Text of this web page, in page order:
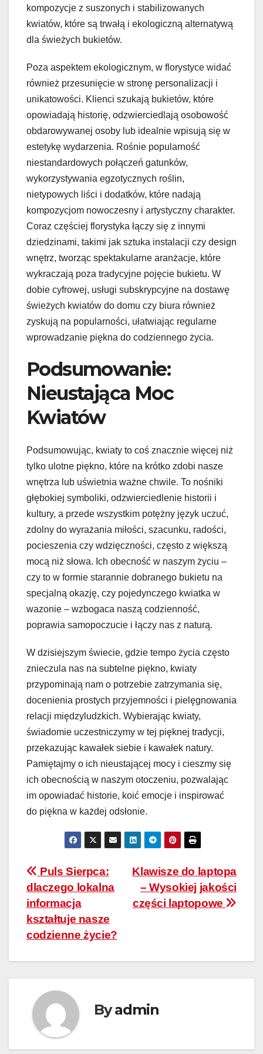
kompozycje z suszonych i stabilizowanych
kwiatów, które są trwałą i ekologiczną alternatywą
dla świeżych bukietów.
Poza aspektem ekologicznym, w florystyce widać
również przesunięcie w stronę personalizacji i
unikatowości. Klienci szukają bukietów, które
opowiadają historię, odzwierciedlają osobowość
obdarowywanej osoby lub idealnie wpisują się w
estetykę wydarzenia. Rośnie popularność
niestandardowych połączeń gatunków,
wykorzystywania egzotycznych roślin,
nietypowych liści i dodatków, które nadają
kompozycjom nowoczesny i artystyczny charakter.
Coraz częściej florystyka łączy się z innymi
dziedzinami, takimi jak sztuka instalacji czy design
wnętrz, tworząc spektakularne aranżacje, które
wykraczają poza tradycyjne pojęcie bukietu. W
dobie cyfrowej, usługi subskrypcyjne na dostawę
świeżych kwiatów do domu czy biura również
zyskują na popularności, ułatwiając regularne
wprowadzanie piękna do codziennego życia.
Podsumowanie:
Nieustająca Moc
Kwiatów
Podsumowując, kwiaty to coś znacznie więcej niż
tylko ulotne piękno, które na krótko zdobi nasze
wnętrza lub uświetnia ważne chwile. To nośniki
głębokiej symboliki, odzwierciedlenie historii i
kultury, a przede wszystkim potężny język uczuć,
zdolny do wyrażania miłości, szacunku, radości,
pocieszenia czy wdzięczności, często z większą
mocą niż słowa. Ich obecność w naszym życiu –
czy to w formie starannie dobranego bukietu na
specjalną okazję, czy pojedynczego kwiatka w
wazonie – wzbogaca naszą codzienność,
poprawia samopoczucie i łączy nas z naturą.
W dzisiejszym świecie, gdzie tempo życia często
znieczula nas na subtelne piękno, kwiaty
przypominają nam o potrzebie zatrzymania się,
docenienia prostych przyjemności i pielęgnowania
relacji międzyludzkich. Wybierając kwiaty,
świadomie uczestniczymy w tej pięknej tradycji,
przekazując kawałek siebie i kawałek natury.
Pamiętajmy o ich nieustającej mocy i cieszmy się
ich obecnością w naszym otoczeniu, pozwalając
im opowiadać historie, koić emocje i inspirować
do piękna w każdej odsłonie.
Nawigacja
wpisu
Klawisze do laptopa
– Wysokiej jakości
części laptopowe
Puls Sierpca:
dlaczego lokalna
informacja
kształtuje nasze
codzienne życie?
Byadmin